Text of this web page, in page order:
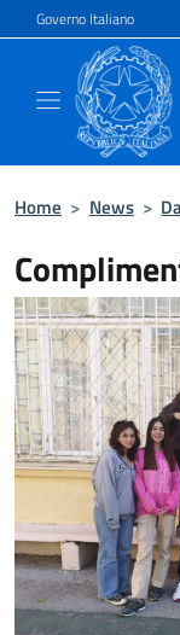
Salta al contenuto
Governo Italiano
Home > News >